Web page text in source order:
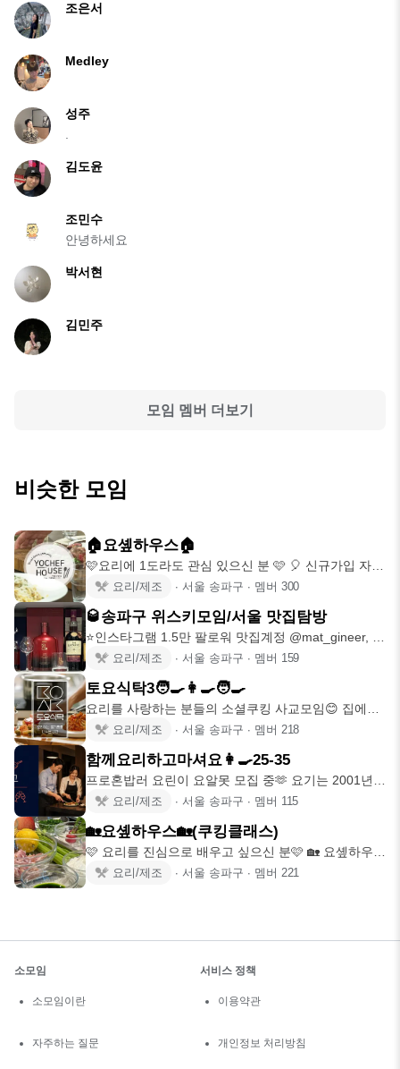
조은서
Medley
성주
김도윤
조민수
안녕하세요
박서현
김민주
모임 멤버 더보기
비슷한 모임
🏠요솊하우스🏠
🩷요리에 1도라도 관심 있으신 분 🩷 🎈 신규가입 자리
가 없을경우, 요
요리/제조 ∙ 서울 송파구 ∙ 멤버 300
🥃송파구 위스키모임/서울 맛집탐방
⭐️인스타그램 1.5만 팔로워 맛집계정 @mat_gineer, 위
스키 리요리/제조 ∙ 서울 송파구 ∙ 멤버 159
토요식탁3🧑‍🍳👩‍🍳🧑‍🍳
요리를 사랑하는 분들의 소셜쿠킹 사교모임😊 집에서
해 먹기엔 까다롭고,
요리/제조 ∙ 서울 송파구 ∙ 멤버 218
함께요리하고마셔요👩‍🍳25-35
프로혼밥러 요린이 요알못 모집 중🫶 요기는 2001년생
~ 1991년생
요리/제조 ∙ 서울 송파구 ∙ 멤버 115
🏡요솊하우스🏡(쿠킹클래스)
🩷 요리를 진심으로 배우고 싶으신 분🩷 🏡 요솊하우스
(쿠킹클래스)에 오
요리/제조 ∙ 서울 송파구 ∙ 멤버 221
소모임
소모임이란
자주하는 질문
서비스 정책
이용약관
개인정보 처리방침